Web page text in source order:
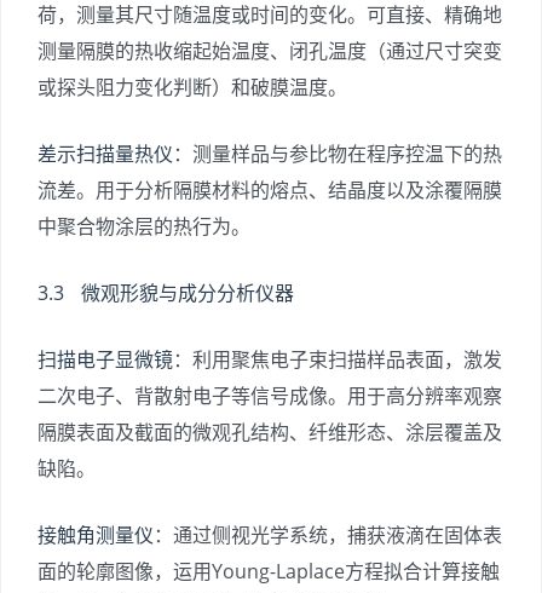
荷，测量其尺寸随温度或时间的变化。可直接、精确地
测量隔膜的热收缩起始温度、闭孔温度（通过尺寸突变
或探头阻力变化判断）和破膜温度。
差示扫描量热仪：测量样品与参比物在程序控温下的热
流差。用于分析隔膜材料的熔点、结晶度以及涂覆隔膜
中聚合物涂层的热行为。
3.3 微观形貌与成分分析仪器
扫描电子显微镜：利用聚焦电子束扫描样品表面，激发
二次电子、背散射电子等信号成像。用于高分辨率观察
隔膜表面及截面的微观孔结构、纤维形态、涂层覆盖及
缺陷。
接触角测量仪：通过侧视光学系统，捕获液滴在固体表
面的轮廓图像，运用Young-Laplace方程拟合计算接触